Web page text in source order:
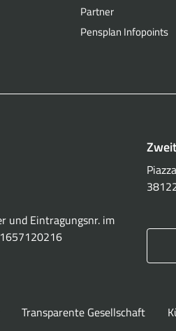
Partner
Pensplan Infopoints
und Eintragungsnr. im
Transparente Gesellschaft